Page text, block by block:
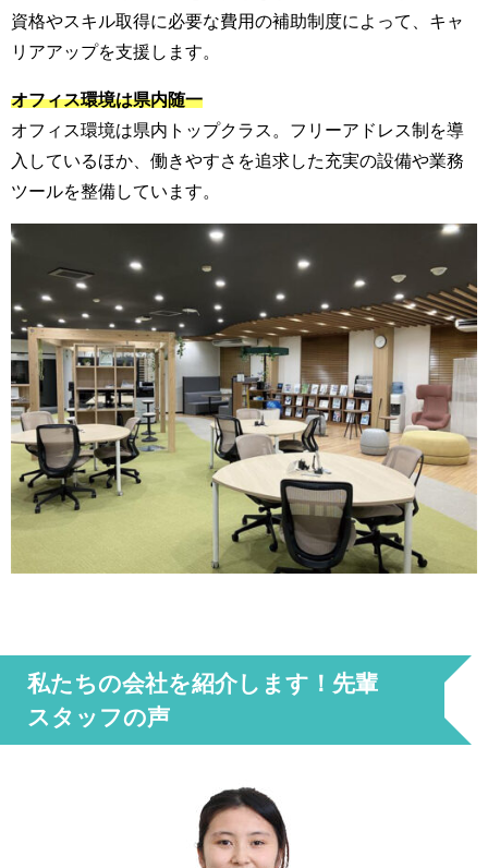
資格やスキル取得に必要な費用の補助制度によって、キャ
リアアップを支援します。
オフィス環境は県内随一
オフィス環境は県内トップクラス。フリーアドレス制を導
入しているほか、働きやすさを追求した充実の設備や業務
ツールを整備しています。
私たちの会社を紹介します！先輩
スタッフの声